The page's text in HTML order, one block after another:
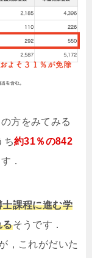
の方をみてみる
ち約31％の842
．
課程に進む学
るそうです．
，これがだいた